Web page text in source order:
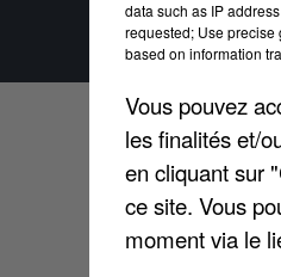
data such as IP
requested; Use precise
based on information
Vous pouvez
les finalités et/
en cliquant sur
ce site. Vous
moment via le